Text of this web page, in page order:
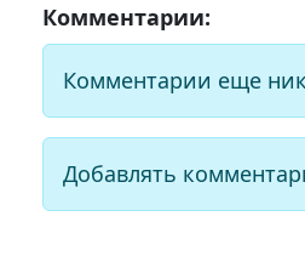
Комментарии:
Комментарии еще
Добавлять